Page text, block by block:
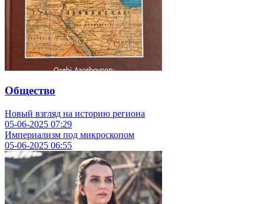
Общество
Новый взгляд на историю региона
05-06-2025 07:29
Империализм под микроскопом
05-06-2025 06:55